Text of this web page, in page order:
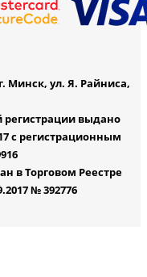
Минск, ул. Я. Райниса,
регистрации выдано
с регистрационным
в Торговом Реестре
№ 392776